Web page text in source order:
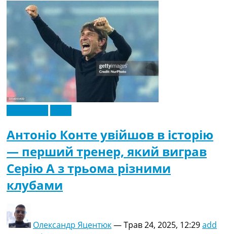
Антоніо Конте увійшов в історію
— перший тренер, який виграв
Серію А з трьома різними
клубами
Олександр Яцентюк—Трав 24, 2025, 12:29add